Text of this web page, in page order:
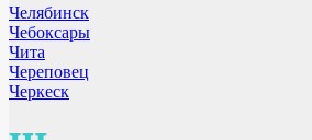
Челябинск
Чебоксары
Чита
Череповец
Черкеск